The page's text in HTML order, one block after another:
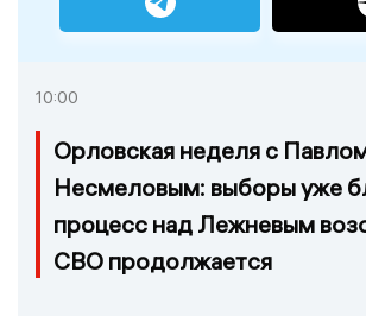
10:00
Орловская неделя с
Несмеловым: выборы уже
процесс над Лежневым
СВО продолжается